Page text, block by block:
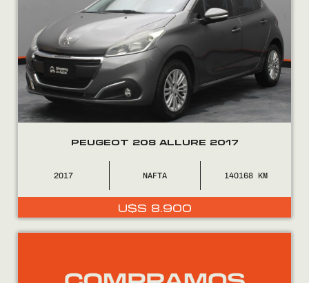
PEUGEOT 208 ALLURE 2017
2017 NAFTA 140168
U$S 8.900